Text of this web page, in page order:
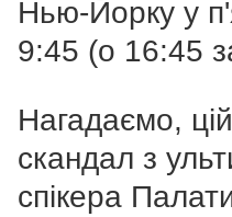
Нью-Йорку у
9:45 (о 16:45
Нагадаємо,
скандал з
спікера